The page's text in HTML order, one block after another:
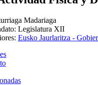
Madariaga
: Legislatura XII
: Eusko Jaurlaritza -